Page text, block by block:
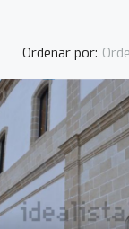
Ordenar por: